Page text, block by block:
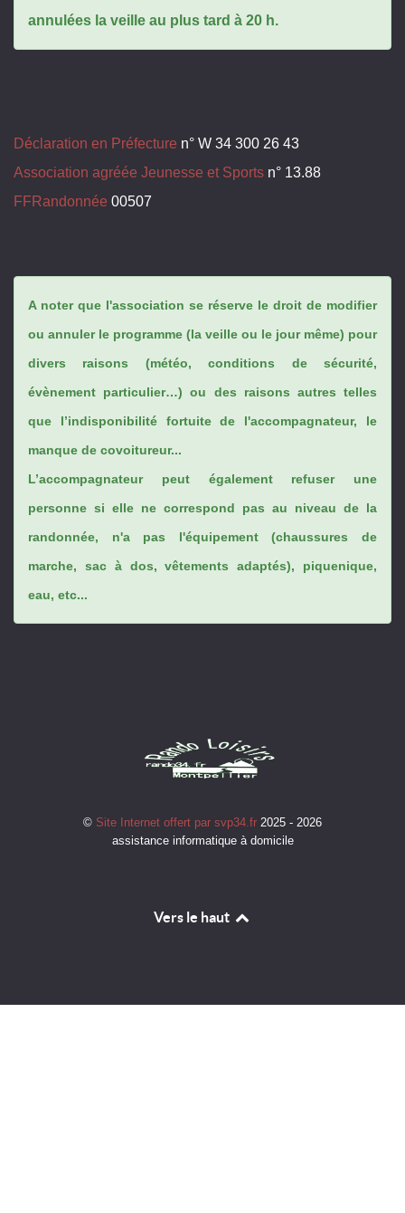
annulées la veille au plus tard à 20 h.
Déclaration en Préfecture n° W 34 300 26 43
Association agréée Jeunesse et Sports n° 13.88
FFRandonnée 00507
A noter que l'association se réserve le droit de modifier
ou annuler le programme (la veille ou le jour même) pour
divers raisons (météo, conditions de sécurité,
évènement particulier…) ou des raisons autres telles
que l’indisponibilité fortuite de l'accompagnateur, le
manque de covoitureur...
L’accompagnateur peut également refuser une
personne si elle ne correspond pas au niveau de la
randonnée, n'a pas l'équipement (chaussures de
marche, sac à dos, vêtements adaptés), piquenique,
eau, etc...
© Site Internet offert par svp34.fr 2025 - 2026
assistance informatique à domicile
Vers le haut